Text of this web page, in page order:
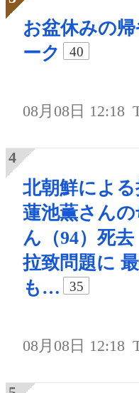
お盆休みの
ーク
40
08月08日 12:18
北朝鮮による
蓮池薫さん
ん（94）死
拉致問題に
も…
35
08月08日 12:18